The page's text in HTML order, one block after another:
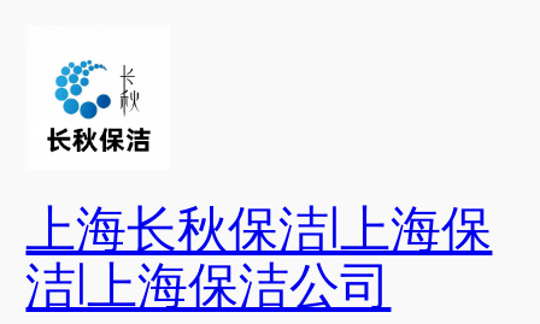
上海长秋保洁|上海保
洁|上海保洁公司